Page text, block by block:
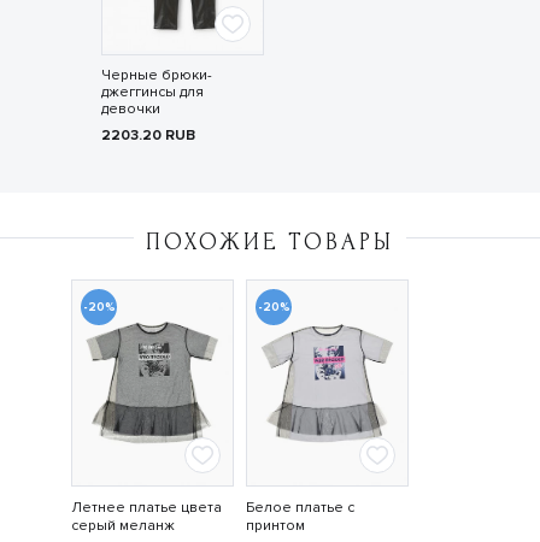
Черные брюки-
джеггинсы для
девочки
2203.20 RUB
ПОХОЖИЕ ТОВАРЫ
-20%
Летнее платье цвета
серый меланж
-20%
Белое платье с
принтом